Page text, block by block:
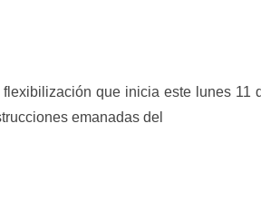
que inicia este lunes 11
emanadas del